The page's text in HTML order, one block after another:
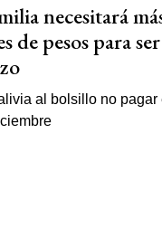
necesitará
de pesos para